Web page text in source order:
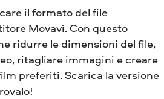
il formato del file
Movavi. Con questo
ridurre le dimensioni del file,
ritagliare immagini e creare
preferiti. Scarica la versione